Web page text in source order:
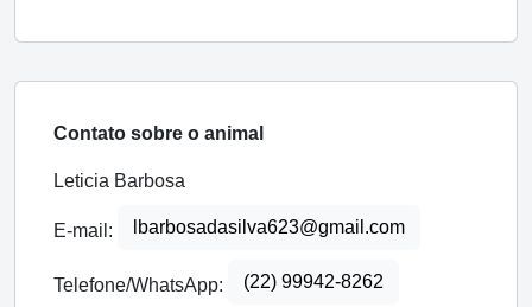
Contato sobre o animal
Leticia Barbosa
E-mail: lbarbosadasilva623@gmail.com
Telefone/WhatsApp: (22) 99942-8262